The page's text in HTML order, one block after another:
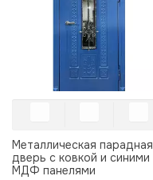
Металлическая парадная
дверь с ковкой и синими
МДФ панелями